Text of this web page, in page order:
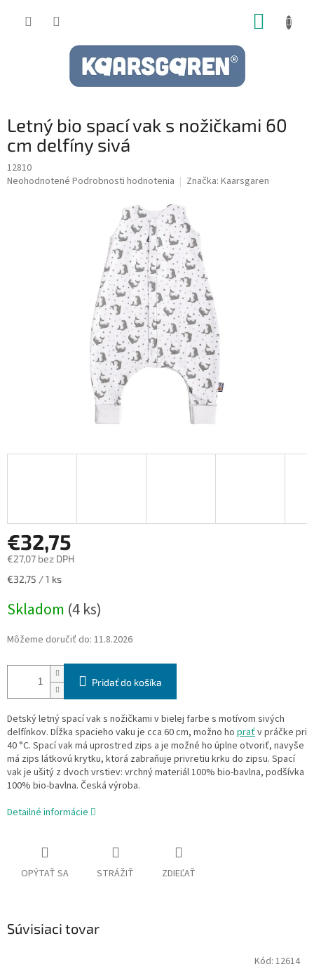
Letný bio spací vak s nožičkami 60
cm delfíny sivá
12810
Priemerné
Neohodnotené Podrobnosti hodnotenia Značka: Kaarsgaren
€32,75
€27,07 bez DPH
Jednotková
€32,75 / 1 ks
Skladom (4 ks)
Môžeme doručiť do: 11.8.2026
Pridať do košíka
Detský letný spací vak s nožičkami v bielej farbe s motívom sivých
delfínkov. Dĺžka spacieho vaku je cca 60 cm, možno ho praťv práčke pri
40 °C. Spací vak má uprostred zips a je možné ho úplne otvoriť, navyše
má zips látkovú krytku, ktorá zabraňuje privretiu krku do zipsu. Spací
vak je ušitý z dvoch vrstiev: vrchný materiál 100% bio-bavlna, podšívka
100% bio-bavlna. Česká výroba.
Detailné informácie
OPÝTAŤ SA STRÁŽIŤ ZDIEĽAŤ
Súvisiaci tovar
Kód: 12614